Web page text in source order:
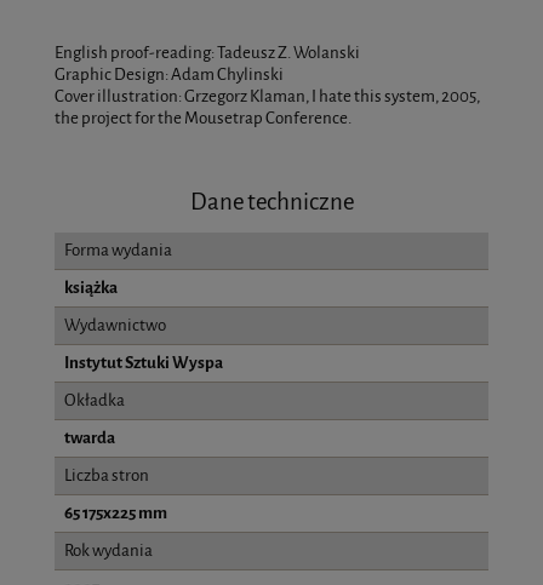
English proof-reading: Tadeusz Z. Wolanski
Graphic Design: Adam Chylinski
Cover illustration: Grzegorz Klaman, I hate this system, 2005,
the project for the Mousetrap Conference.
Dane techniczne
Forma wydania
książka
Wydawnictwo
Instytut Sztuki Wyspa
Okładka
twarda
Liczba stron
65 175x225 mm
Rok wydania